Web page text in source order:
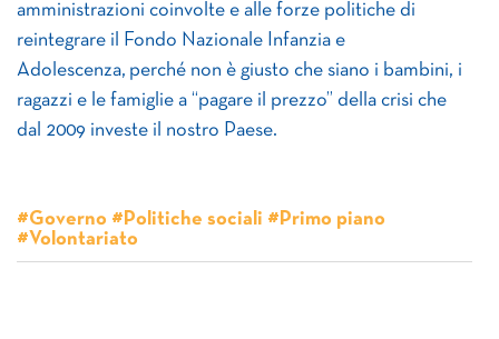
amministrazioni coinvolte e alle forze politiche di
reintegrare il Fondo Nazionale Infanzia e
Adolescenza, perché non è giusto che siano i bambini, i
ragazzi e le famiglie a “pagare il prezzo” della crisi che
dal 2009 investe il nostro Paese.
#Governo #Politiche sociali #Primo piano
#Volontariato